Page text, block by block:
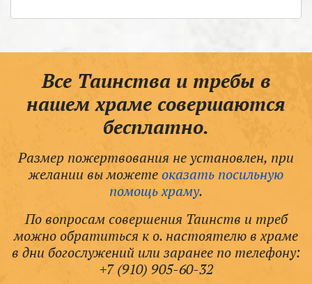
Все Таинства и требы в
нашем храме совершаются
бесплатно.
Размер пожертвования не установлен, при
желании вы можетеоказать посильную
помощь храму.
По вопросам совершения Таинств и треб
можно обратиться к о. настоятелю в храме
в дни богослужений или заранее по телефону:
+7 (910) 905-60-32